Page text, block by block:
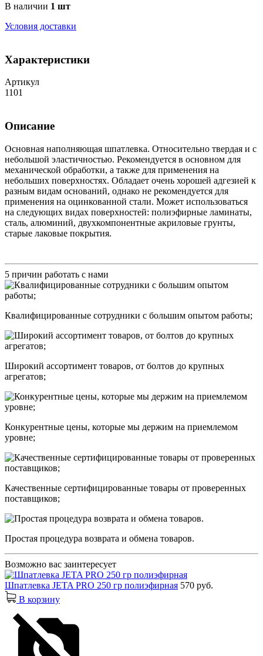
В наличии 1 шт
Условия доставки
Характеристики
Артикул
1101
Описание
Основная наполняющая шпатлевка. Относительно твердая и с
небольшой эластичностью. Рекомендуется в основном для
механической обработки, а также для применения на
небольших поверхностях. Обладает очень хорошей адгезией к
разным видам оснований, однако не рекомендуется для
применения на оцинкованной стали. Может использоваться
на следующих видах поверхностей: полиэфирные ламинаты,
сталь, алюминий, двухкомпонентные акриловые грунты,
старые лаковые покрытия.
5 причин работать с нами
Квалифицированные сотрудники с большим опытом работы;
Широкий ассортимент товаров, от болтов до крупных
агрегатов;
Конкурентные цены, которые мы держим на приемлемом
уровне;
Качественные сертифицированные товары от проверенных
поставщиков;
Простая процедура возврата и обмена товаров.
Возможно вас заинтересует
Шпатлевка JETA PRO 250 гр полиэфирная 570 руб.
В корзину